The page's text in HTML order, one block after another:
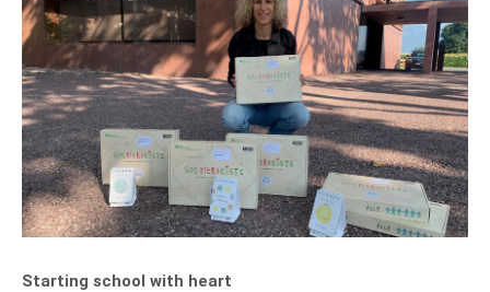
Starting school with heart